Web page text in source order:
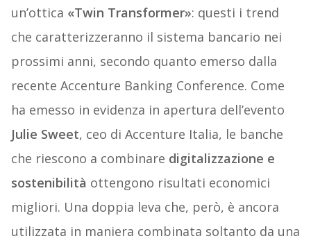
un’ottica «Twin Transformer»: questi i trend
che caratterizzeranno il sistema bancario nei
prossimi anni, secondo quanto emerso dalla
recente Accenture Banking Conference. Come
ha emesso in evidenza in apertura dell’evento
Julie Sweet, ceo di Accenture Italia, le banche
che riescono a combinare digitalizzazione e
sostenibilità ottengono risultati economici
migliori. Una doppia leva che, però, è ancora
utilizzata in maniera combinata soltanto da una